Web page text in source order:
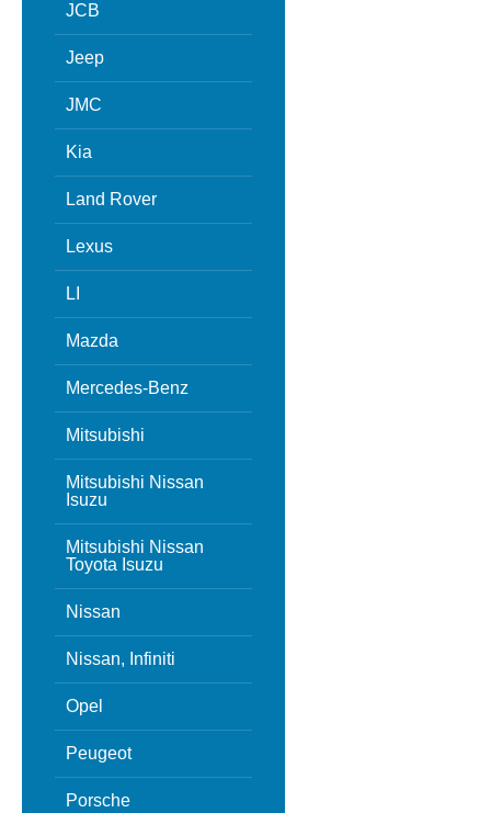
JCB
Jeep
JMC
Kia
Land Rover
Lexus
LI
Mazda
Mercedes-Benz
Mitsubishi
Mitsubishi Nissan
Isuzu
Mitsubishi Nissan
Toyota Isuzu
Nissan
Nissan, Infiniti
Opel
Peugeot
Porsche